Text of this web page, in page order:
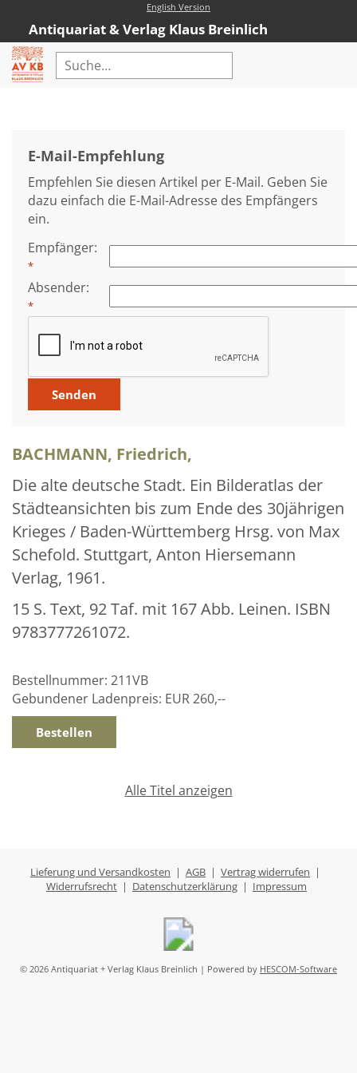
English Version
Antiquariat & Verlag Klaus Breinlich
Antiquariat
Kataloge
Neubücher
AVKB-Edition
AVKB-Edition Downloads
Buchempfehlungen
Neubuchsortiment
Über uns
Aktuelles
Glossar und Bibliographien
Warenkorb
Kontakt
E-Mail-Empfehlung
Empfehlen Sie diesen Artikel per E-Mail. Geben Sie
dazu einfach die E-Mail-Adresse des Empfängers
ein.
Empfänger:
*
Absender:
*
BACHMANN, Friedrich,
Die alte deutsche Stadt. Ein Bilderatlas der
Städteansichten bis zum Ende des 30jährigen
Krieges / Baden-Württemberg Hrsg. von Max
Schefold. Stuttgart, Anton Hiersemann
Verlag, 1961.
15 S. Text, 92 Taf. mit 167 Abb. Leinen. ISBN
9783777261072.
Bestellnummer: 211VB
Gebundener Ladenpreis: EUR 260,--
Alle Titel anzeigen
Lieferung und Versandkosten | AGB | Vertrag widerrufen |
Widerrufsrecht | Datenschutzerklärung | Impressum
© 2026 Antiquariat + Verlag Klaus Breinlich | Powered by HESCOM-Software